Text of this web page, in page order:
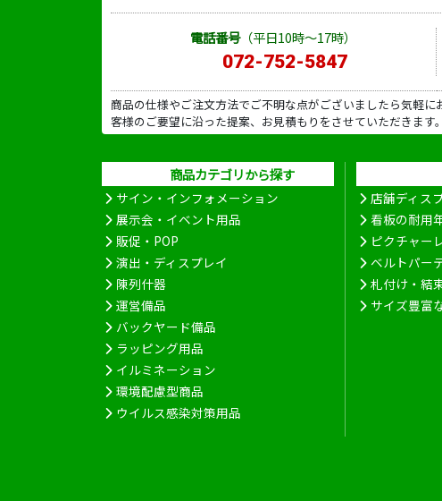
電話番号（平日10時～17時）
072-752-5847
商品の仕様やご注文方法でご不明な点がございましたら気軽
客様のご要望に沿った提案、お見積もりをさせていただきます。
商品カテゴリから探す
サイン・インフォメーション
展示会・イベント用品
販促・POP
演出・ディスプレイ
陳列什器
運営備品
バックヤード備品
ラッピング用品
イルミネーション
環境配慮型商品
ウイルス感染対策用品
店舗ディス
看板の耐用
ピクチャー
ベルトパー
札付け・結
サイズ豊富